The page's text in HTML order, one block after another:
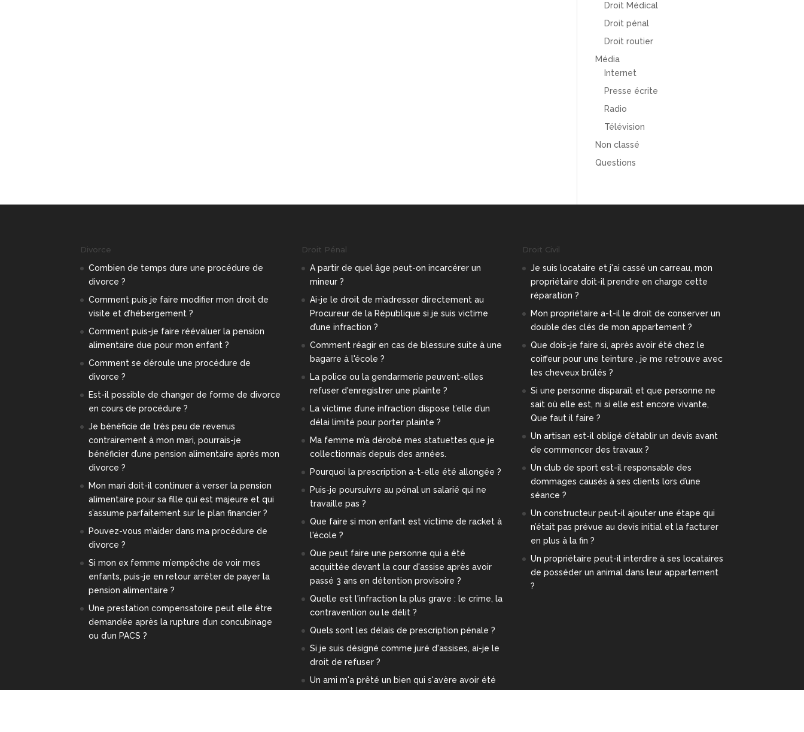
Droit Médical
Droit pénal
Droit routier
Média
Internet
Presse écrite
Radio
Télévision
Non classé
Questions
Divorce
Combien de temps dure une procédure de
divorce ?
Comment puis je faire modifier mon droit de
visite et d’hébergement ?
Comment puis-je faire réévaluer la pension
alimentaire due pour mon enfant ?
Comment se déroule une procédure de
divorce ?
Est-il possible de changer de forme de divorce
en cours de procédure ?
Je bénéficie de très peu de revenus
contrairement à mon mari, pourrais-je
bénéficier d’une pension alimentaire après mon
divorce ?
Mon mari doit-il continuer à verser la pension
alimentaire pour sa fille qui est majeure et qui
s’assume parfaitement sur le plan financier ?
Pouvez-vous m’aider dans ma procédure de
divorce ?
Si mon ex femme m’empêche de voir mes
enfants, puis-je en retour arrêter de payer la
pension alimentaire ?
Une prestation compensatoire peut elle être
demandée après la rupture d’un concubinage
ou d’un PACS ?
Droit Pénal
A partir de quel âge peut-on incarcérer un
mineur ?
Ai-je le droit de m’adresser directement au
Procureur de la République si je suis victime
d’une infraction ?
Comment réagir en cas de blessure suite à une
bagarre à l'école ?
La police ou la gendarmerie peuvent-elles
refuser d'enregistrer une plainte ?
La victime d’une infraction dispose t’elle d’un
délai limité pour porter plainte ?
Ma femme m’a dérobé mes statuettes que je
collectionnais depuis des années.
Pourquoi la prescription a-t-elle été allongée ?
Puis-je poursuivre au pénal un salarié qui ne
travaille pas ?
Que faire si mon enfant est victime de racket à
l'école ?
Que peut faire une personne qui a été
acquittée devant la cour d'assise après avoir
passé 3 ans en détention provisoire ?
Quelle est l'infraction la plus grave : le crime, la
contravention ou le délit ?
Quels sont les délais de prescription pénale ?
Si je suis désigné comme juré d'assises, ai-je le
droit de refuser ?
Un ami m'a prêté un bien qui s'avère avoir été
volé. Est-ce-que je risque quelque chose ?
Droit Civil
Je suis locataire et j'ai cassé un carreau, mon
propriétaire doit-il prendre en charge cette
réparation ?
Mon propriétaire a-t-il le droit de conserver un
double des clés de mon appartement ?
Que dois-je faire si, après avoir été chez le
coiffeur pour une teinture , je me retrouve avec
les cheveux brûlés ?
Si une personne disparaît et que personne ne
sait où elle est, ni si elle est encore vivante,
Que faut il faire ?
Un artisan est-il obligé d’établir un devis avant
de commencer des travaux ?
Un club de sport est-il responsable des
dommages causés à ses clients lors d’une
séance ?
Un constructeur peut-il ajouter une étape qui
n’était pas prévue au devis initial et la facturer
en plus à la fin ?
Un propriétaire peut-il interdire à ses locataires
de posséder un animal dans leur appartement
?